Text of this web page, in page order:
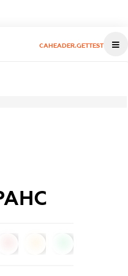
CAHEADER.GETTEST